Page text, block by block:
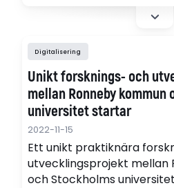
Rebecka Cowen Forsell.
Digitalisering
Unikt forsknings- och
mellan Ronneby kommun
universitet startar
2022-11-15
Ett unikt praktiknära
utvecklingsprojekt mellan
och Stockholms